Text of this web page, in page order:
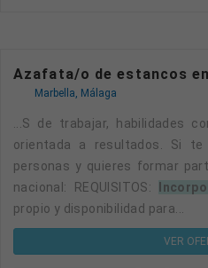
Azafata/o de estancos
Marbella, Málaga
...s de trabajar, habilidades comunicativas, comerciales y
orientada a resultados. Si
personas y quieres formar
nacional: REQUISITOS:
propio y disponibilidad para...
VER